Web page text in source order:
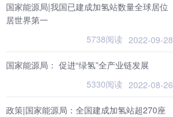
国家能源局|我国已建成加氢站数量全球居位
居世界第一
5738阅读 2022-09-28
国家能源局： 促进“绿氢”全产业链发展
5330阅读 2022-08-26
政策|国家能源局：全国建成加氢站超270座